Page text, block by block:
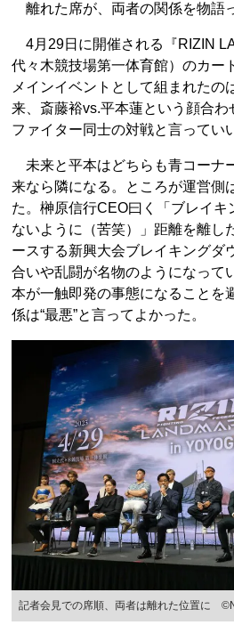
離れた席が、両者の関係を物語
4月29日に開催される『RIZIN
代々木競技場第一体育館）のカー
メインイベントとして組まれたの
来、斎藤裕vs.平本蓮という顔合
ファイター同士の対戦と言ってい
未来と平本はどちらも青コーナ
来なら隣になる。ところが運営側
た。榊原信行CEO曰く「ブレイキ
ないように（苦笑）」距離を離し
ースする新興大会ブレイキングダ
合いや乱闘が名物のようになって
本が一触即発の事態になることを
係は“最悪”と言ってよかった。
記者会見での席順、両者は離れた位置に